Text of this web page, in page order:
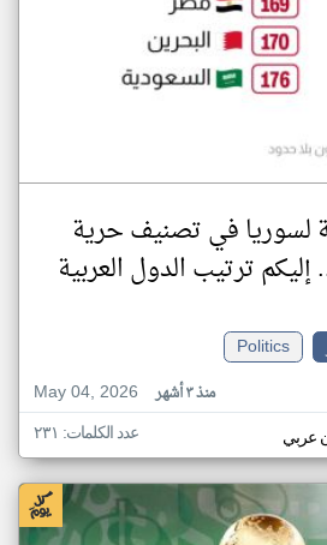
لسوريا في تصنيف حرية
ترتيب الدول العربية
Politics
May 04, 2026
منذ ٣ أشهر
عربي عدد الكلمات: ٢٣١